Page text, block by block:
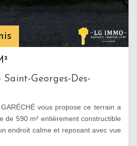
Saint-Georges-Des-
vous propose ce terrain a
de 590 m² entièrement constructible
endroit calme et reposant avec vue